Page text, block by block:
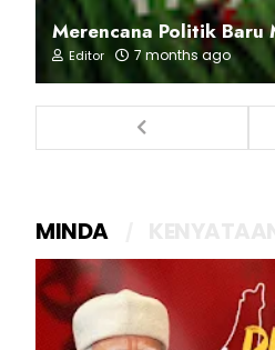
Merencana Politik Baru
Editor 7 months ago
MINDA